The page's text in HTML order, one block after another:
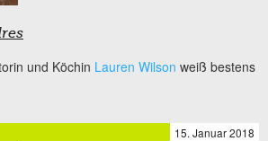
und Köchin Lauren Wilson weiß bestens
15. Januar 2018